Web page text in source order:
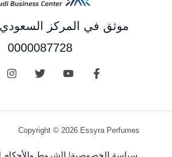
موثق في المركز السعودي
0000087728
Copyright © 2026 Essyra Perfumes